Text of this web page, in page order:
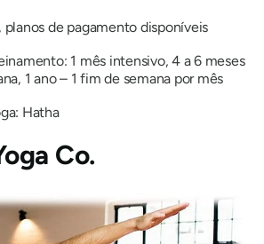
de pagamento disponíveis
1 mês intensivo, 4 a 6 meses
1 ano – 1 fim de semana por mês
Hatha
Co.